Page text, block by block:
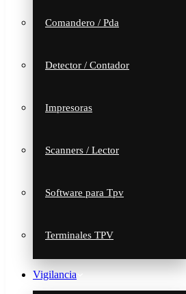
Comandero / Pda
Detector / Contador
Impresoras
Scanners / Lector
Software para Tpv
Terminales TPV
Vigilancia